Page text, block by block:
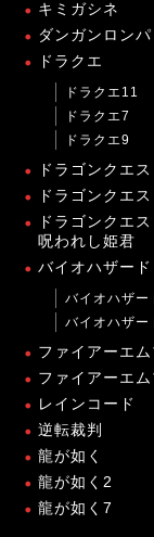
キミガシネ
ダンガンロンパ
ドラクエ
ドラクエ11
ドラクエ7
ドラクエ9
ドラゴンクエ
ドラゴンクエ
ドラゴンクエ
呪われし姫君
バイオハザード
バイオハザー
バイオハザー
ファイアーエ
ファイアーエ
レインコード
逆転裁判
龍が如く
龍が如く2
龍が如く7